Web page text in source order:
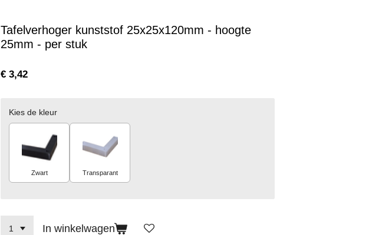
Tafelverhoger kunststof 25x25x120mm - hoogte
25mm - per stuk
€ 3,42
Kies de kleur
Zwart Transparant
In winkelwagen